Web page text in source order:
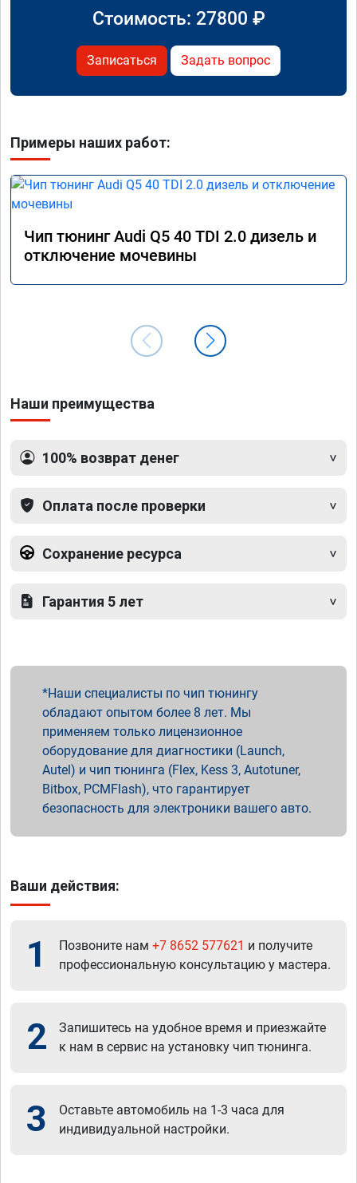
Стоимость: 27800 ₽
Записаться Задать вопрос
Примеры наших работ:
Чип тюнинг Audi Q5 40 TDI 2.0 дизель и
отключение мочевины
Наши преимущества
100% возврат денег
Оплата после проверки
Сохранение ресурса
Гарантия 5 лет
Наши специалисты по чип тюнингу
обладают опытом более 8 лет. Мы
применяем только лицензионное
оборудование для диагностики (Launch,
Autel) и чип тюнинга (Flex, Kess 3, Autotuner,
Bitbox, PCMFlash), что гарантирует
безопасность для электроники вашего авто.
Ваши действия:
1 Позвоните нам +7 8652 577621 и получите
профессиональную консультацию у мастера.
2
Запишитесь на удобное время и приезжайте
к нам в сервис на установку чип тюнинга.
3
Оставьте автомобиль на 1-3 часа для
индивидуальной настройки.